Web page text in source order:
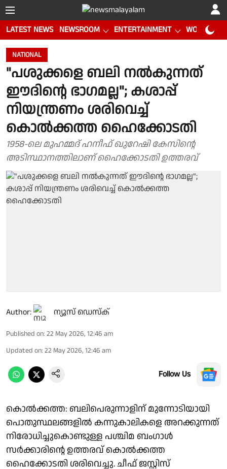
LATEST NEWS NEWSROOM ENTERTAINMENT WORLD CUP
NATIONAL
"പശുക്കളെ ബലി നല്‍കുന്നത്
ഈദിന്റെ ഭാഗമല്ല"; കശാപ്പ്
നിയന്ത്രണം ശരിവെച്ച്
കൊല്‍ക്കത്ത ഹൈക്കോടതി
1958-ലെ മുഹമ്മദ് ഹനീഫ് ഖുറേഷി കേസിന്റെ
അടിസ്ഥാനത്തിലാണ് ഹൈക്കോടതി ഉത്തരവ്
Author: ന്യൂസ് ഡെസ്ക്
Published on: 22 May 2026, 12:46 am
Updated on: 22 May 2026, 12:46 am
Follow Us
കൊല്‍ക്കത്ത: ബലിപെരുന്നാളിന് മുന്നോടിയായി
പൊതുസ്ഥലങ്ങളില്‍ കന്നുകാലികളെ അറക്കുന്നത്
നിരോധിച്ചുകൊണ്ടുള്ള പശ്ചിമ ബംഗാള്‍
സര്‍ക്കാരിന്റെ ഉത്തരവ് കൊല്‍ക്കത്ത
ഹൈക്കോടതി ശരിവെച്ചു. ചീഫ് ജസ്റ്റിസ്